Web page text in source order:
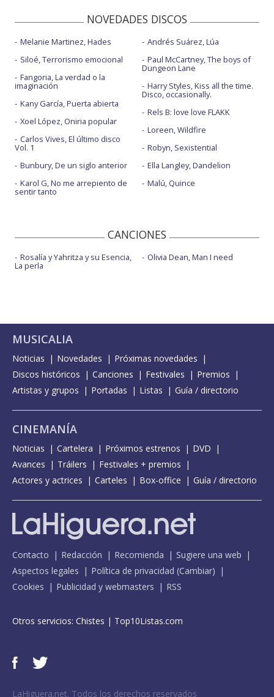
NOVEDADES DISCOS
Melanie Martinez, Hades
Siloé, Terrorismo emocional
Fangoria, La verdad o la
imaginación
Kany García, Puerta abierta
Xoel López, Oniria popular
Carlos Vives, El último disco
Vol. 1
Bunbury, De un siglo anterior
Karol G, No me arrepiento de
sentir tanto
Andrés Suárez, Lúa
Paul McCartney, The boys of
Dungeon Lane
Harry Styles, Kiss all the time.
Disco, occasionally.
Rels B: love love FLAKK
Loreen, Wildfire
Robyn, Sexistential
Ella Langley, Dandelion
Malú, Quince
CANCIONES
Rosalía y Yahritza y su Esencia,
La perla
Olivia Dean, Man I need
MUSICALIA
Noticias Novedades
Próximas novedades
Discos históricos
Canciones Festivales
Premios
Artistas y grupos
Portadas Listas Guía / directorio
CINEMANÍA
Noticias Cartelera Próximos estrenos
DVD
Avances
Tráilers
Festivales + premios
Actores y actrices
Carteles Box-office Guía / directorio
Contacto Redacción Recomienda
Sugiere una web
Aspectos legales
Política de privacidad (Cambiar)
Cookies
Publicidad y webmasters RSS
Otros servicios: Chistes | Top10Listas.com
LaHiguera.net. Todos los derechos reservados